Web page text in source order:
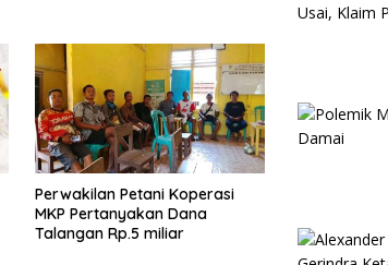
Perwakilan Petani Koperasi
MKP Pertanyakan Dana
Talangan Rp.5 miliar